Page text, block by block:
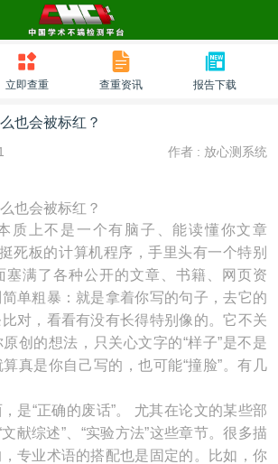
立即查重 查重资讯 报告下载
也会被标红？
作者 : 放心测系统
也会被标红？
质上不是一个有脑子、能读懂你文章
死板的计算机程序，手里头有一个特别
塞满了各种公开的文章、书籍、网页资
单粗暴：就是拿着你写的句子，去它的
对，看看有没有长得特别像的。它不关
创的想法，只关心文字的“样子”是不是
真是你自己写的，也可能“撞脸”。有几
是“正确的废话”。 尤其在论文的某些部
文献综述”、“实验方法”这些章节。很多描
专业术语的搭配也是固定的。比如，你